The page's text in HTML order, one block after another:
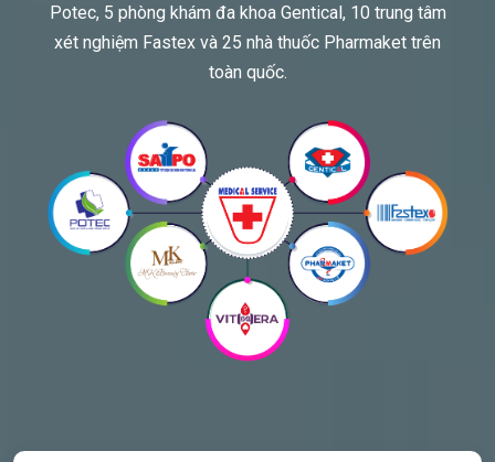
Potec, 5 phòng khám đa khoa Gentical, 10 trung tâm
xét nghiệm Fastex và 25 nhà thuốc Pharmaket trên
toàn quốc.